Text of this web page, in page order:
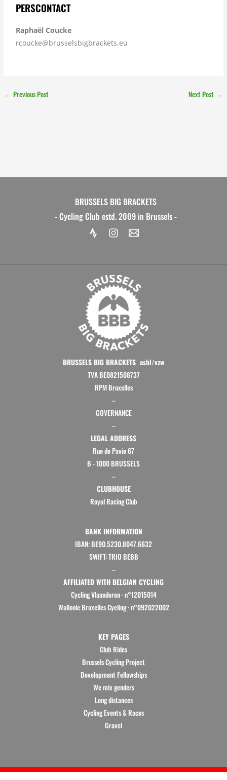
PERSCONTACT
Raphaël Coucke
rcoucke@brusselsbigbrackets.eu
← Previous Post Next Post →
BRUSSELS BIG BRACKETS
- Cycling Club estd. 2009 in Brussels -
BRUSSELS BIG BRACKETS asbl/vzw
TVA BE0821508737
RPM Bruxelles
--
GOVERNANCE
--
LEGAL ADDRESS
Rue de Pavie 67
B - 1000 BRUSSELS
--
CLUBHOUSE
Royal Racing Club
BANK INFORMATION
IBAN: BE90.5230.8047.6632
SWIFT: TRIO BEBB
--
AFFILIATED WITH BELGIAN CYCLING
Cycling Vlaanderen·n°12015014
Wallonie Bruxelles Cycling ·n°092022002
KEY PAGES
Club Rides
Brussels Cycling Project
Development Fellowships
We mix genders
Long distances
Cycling Events & Races
Gravel